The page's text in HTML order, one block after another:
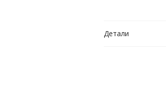
Детали